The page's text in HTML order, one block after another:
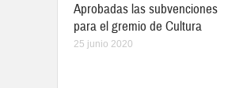
Aprobadas las subvenciones
para el gremio de Cultura
25 junio 2020